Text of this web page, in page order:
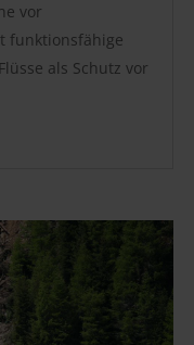
vor
funktionsfähige
als Schutz vor